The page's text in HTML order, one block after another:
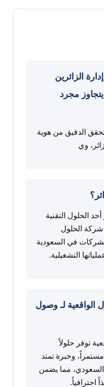
الزائرين
مجرد
الدقيق من هوية
وي
الحلول التقنية
شركة الحلول
في السعودية
التشغيلية.
الواقعية لـ وصول
توفر حلولاً
وخبرة تمتد
مما يضمن
احترافياً.